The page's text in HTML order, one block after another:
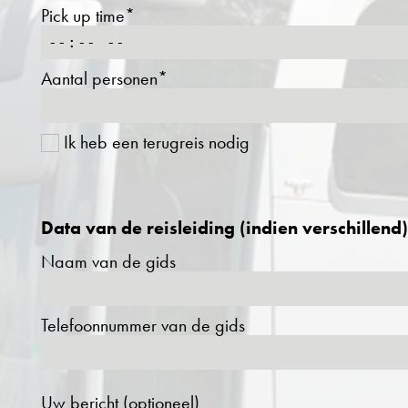
Pick up time*
Aantal personen*
Ik heb een terugreis nodig
Data van de reisleiding (indien
Naam van de gids
Telefoonnummer van de gids
Uw bericht (optioneel)